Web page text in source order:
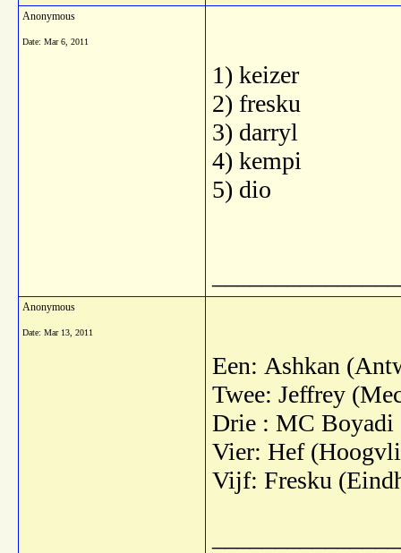
Anonymous
Date: Mar 6, 2011
1) keizer
2) fresku
3) darryl
4) kempi
5) dio
Anonymous
Date: Mar 13, 2011
Een: Ashkan
Twee: Jeffrey
Drie : MC Boyadi
Vier: Hef
Vijf: Fresku